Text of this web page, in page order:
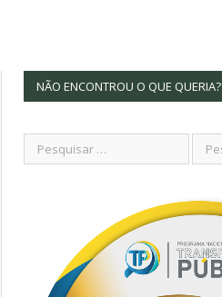
NÃO ENCONTROU O QUE QUERIA?